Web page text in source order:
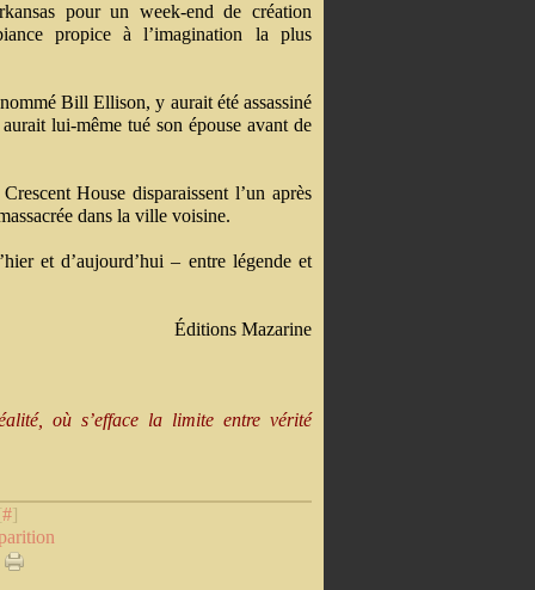
pour un week-end de création
propice à l’imagination la plus
Bill Ellison, y aurait été assassiné
lui-même tué son épouse avant de
House disparaissent l’un après
dans la ville voisine.
et d’aujourd’hui – entre légende et
Éditions Mazarine
où s’efface la limite entre vérité
#]